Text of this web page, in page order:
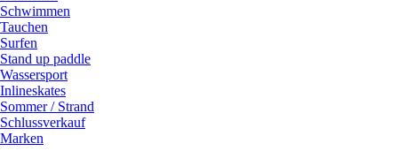
Schwimmen
Tauchen
Surfen
Stand up paddle
Wassersport
Inlineskates
Sommer / Strand
Schlussverkauf
Marken